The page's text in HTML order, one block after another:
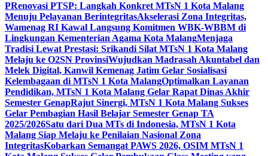
PRenovasi PTSP: Langkah Konkret MTsN 1 Kota Malang
Menuju Pelayanan BerintegritasAkselerasi Zona Integritas,
Wamenag RI Kawal Langsung Komitmen WBK-WBBM di
Lingkungan Kementerian Agama Kota MalangMenjaga
Tradisi Lewat Prestasi: Srikandi Silat MTsN 1 Kota Malang
Melaju ke O2SN ProvinsiWujudkan Madrasah Akuntabel dan
Melek Digital, Kanwil Kemenag Jatim Gelar Sosialisasi
Kelembagaan di MTsN 1 Kota MalangOptimalkan Layanan
Pendidikan, MTsN 1 Kota Malang Gelar Rapat Dinas Akhir
Semester GenapRajut Sinergi, MTsN 1 Kota Malang Sukses
Gelar Pembagian Hasil Belajar Semester Genap TA
2025/2026Satu dari Dua MTs di Indonesia, MTsN 1 Kota
Malang Siap Melaju ke Penilaian Nasional Zona
IntegritasKobarkan Semangat PAWS 2026, OSIM MTsN 1